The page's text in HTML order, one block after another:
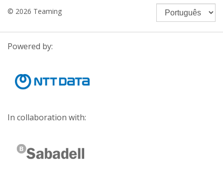
© 2026 Teaming
Powered by:
In collaboration with: